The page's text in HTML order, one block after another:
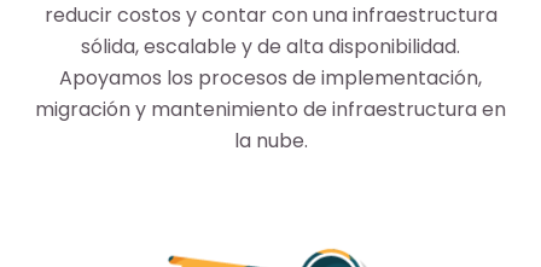
reducir costos y contar con una infraestructura
sólida, escalable y de alta disponibilidad.
Apoyamos los procesos de implementación,
migración y mantenimiento de infraestructura en
la nube.